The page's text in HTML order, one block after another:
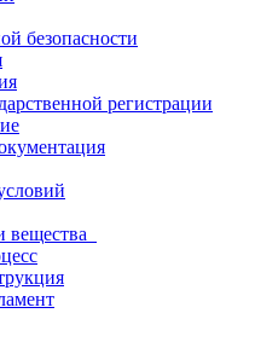
безопасности
регистрации
вещества